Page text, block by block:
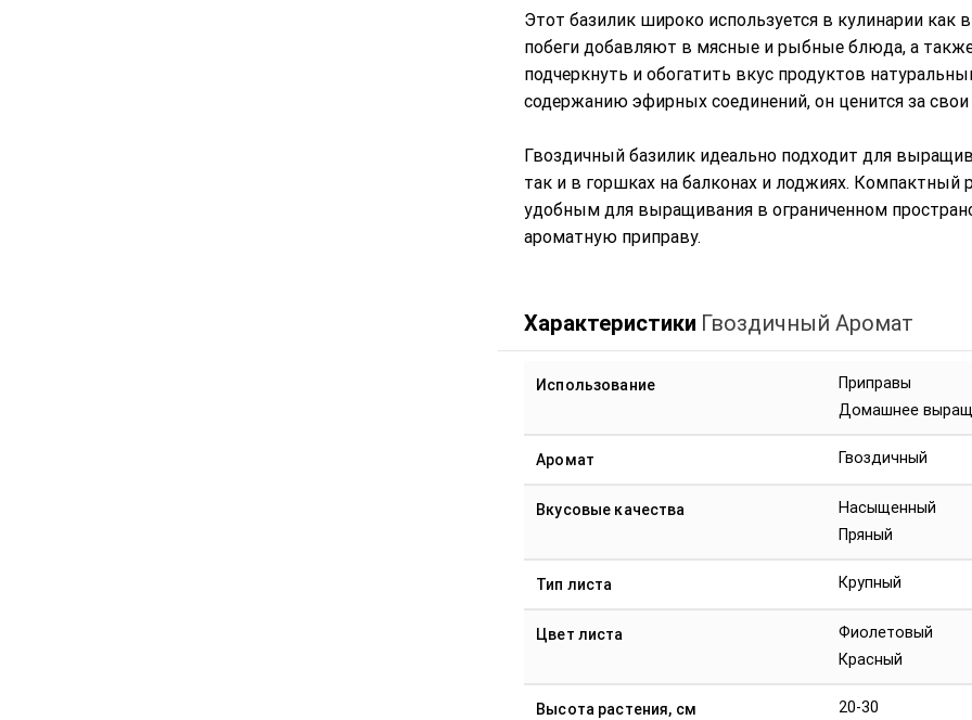
Этот базилик широко используется в кулинарии
побеги добавляют в мясные и рыбные блюда, а
подчеркнуть и обогатить вкус продуктов
содержанию эфирных соединений, он ценится за
Гвоздичный базилик идеально подходит для
так и в горшках на балконах и лоджиях.
удобным для выращивания в ограниченном
ароматную приправу.
Характеристики Гвоздичный Аромат
Использование
Приправы
Домашнее
Аромат Гвоздичный
Вкусовые качества
Насыщенный
Пряный
Тип листа Крупный
Цвет листа
Фиолетовый
Красный
Высота растения, см 20-30